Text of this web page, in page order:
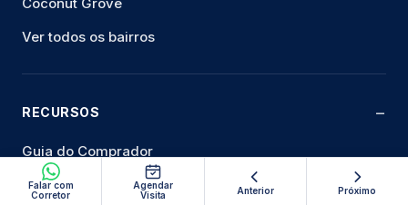
Falar com
Corretor
Agendar
Visita
Anterior Próximo
Ver todos os bairros
RECURSOS
Guia do Comprador
Panorama do mercado